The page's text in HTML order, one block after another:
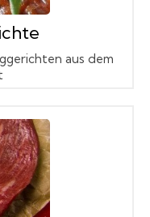
aus dem